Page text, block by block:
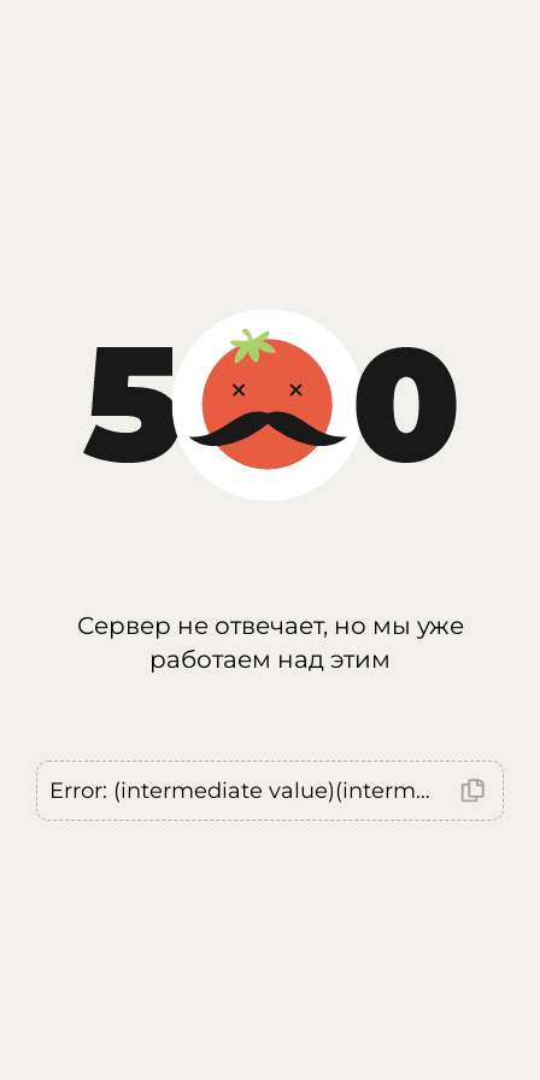
Сервер не отвечает, но мы уже
работаем над этим
Error: (intermediate value)(intermediate value)(intermediate value).replaceAll is not a function